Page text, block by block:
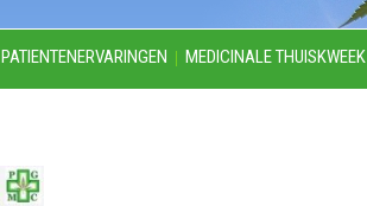
PATIENTENERVARINGEN MEDICINALE THUISKWEEK